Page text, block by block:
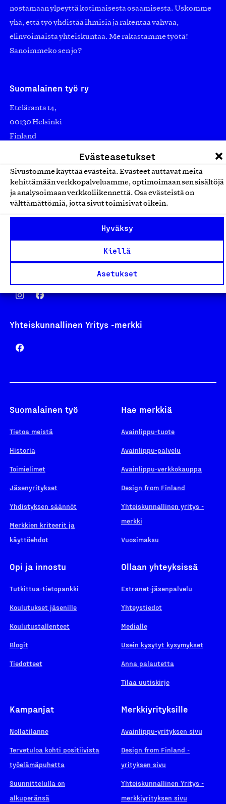
Evästeasetukset
Sivustomme käyttää evästeitä. Evästeet auttavat meitä
kehittämään verkkopalveluamme, optimoimaan sen sisältöjä
ja analysoimaan verkkoliikennettä. Osa evästeistä on
välttämättömiä, jotta sivut toimisivat oikein.
Hyväksy
Kiellä
Asetukset
nostamaan ylpeyttä kotimaisesta osaamisesta. Uskomme
yhä, että työ yhdistää ihmisiä ja rakentaa vahvaa,
elinvoimaista yhteiskuntaa. Me rakastamme työtä!
Sanoimmeko sen jo?
Suomalainen työ ry
Eteläranta 14,
00130 Helsinki
Finland
Avainlippu
Yhteiskunnallinen Yritys -merkki
Suomalainen työ
Tietoa meistä
Historia
Toimielimet
Jäsenyritykset
Yhdistyksen säännöt
Merkkien kriteerit ja
käyttöehdot
Hae merkkiä
Avainlippu-tuote
Avainlippu-palvelu
Avainlippu-verkkokauppa
Design from Finland
Yhteiskunnallinen yritys -
merkki
Vuosimaksu
Opi ja innostu
Tutkittua-tietopankki
Koulutukset jäsenille
Koulutustallenteet
Blogit
Tiedotteet
Ollaan yhteyksissä
Extranet-jäsenpalvelu
Yhteystiedot
Medialle
Usein kysytyt kysymykset
Anna palautetta
Tilaa uutiskirje
Kampanjat
Nollatilanne
Tervetuloa kohti positiivista
työelämäpuhetta
Suunnittelulla on
alkuperänsä
Merkkiyrityksille
Avainlippu-yrityksen sivu
Design from Finland -
yrityksen sivu
Yhteiskunnallinen Yritys -
merkkiyrityksen sivu